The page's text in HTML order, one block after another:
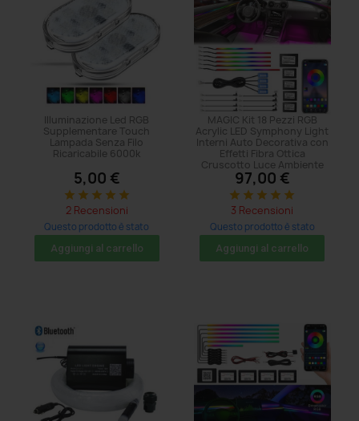
Illuminazione Led RGB
Supplementare Touch
Lampada Senza Filo
Ricaricabile 6000k
5,00 €
star star star star star
2 Recensioni
Questo prodotto è stato
acquistato: 152 volte
Aggiungi al carrello
MAGIC Kit 18 Pezzi RGB
Acrylic LED Symphony Light
Interni Auto Decorativa con
Effetti Fibra Ottica
Cruscotto Luce Ambiente
97,00 €
star star star star star
3 Recensioni
Questo prodotto è stato
acquistato: 374 volte
Aggiungi al carrello